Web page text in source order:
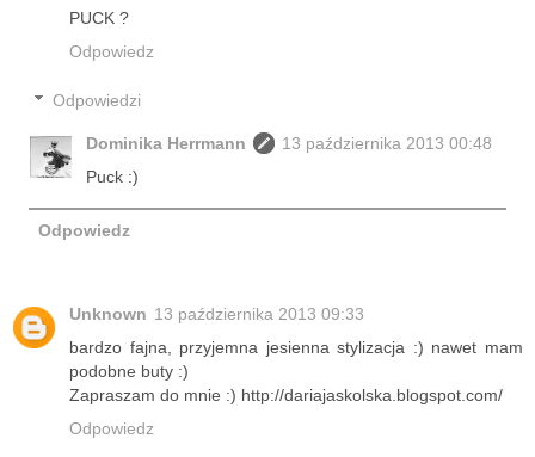
PUCK ?
Odpowiedz
Odpowiedzi
Dominika Herrmann
13 października 2013 00:48
Puck :)
Odpowiedz
Unknown 13 października 2013 09:33
bardzo fajna, przyjemna jesienna stylizacja :) nawet mam
podobne buty :)
Zapraszam do mnie :) http://dariajaskolska.blogspot.com/
Odpowiedz